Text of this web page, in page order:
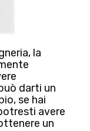
la
darti un
se hai
avere
un